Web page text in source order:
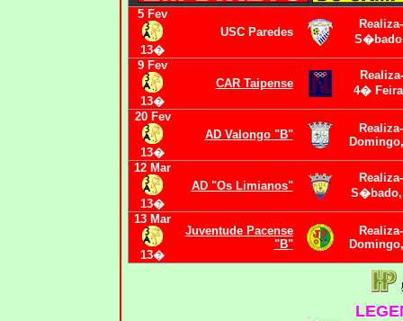
5 Fev
13�
USC Paredes
9 Fev
13�
CAR Taipense
4�
20 Fev
13�
AD Valongo "B"
12 Mar
13�
AD "Os Limianos"
S�bado,
13 Mar
13�
Juventude Pacense
"B"